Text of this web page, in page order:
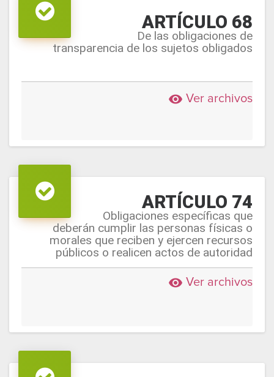
ARTÍCULO 68
De las obligaciones de
transparencia de los sujetos obligados
remove_red_eye Ver archivos
ARTÍCULO 74
Obligaciones específicas que
deberán cumplir las personas físicas o
morales que reciben y ejercen recursos
públicos o realicen actos de autoridad
remove_red_eye Ver archivos